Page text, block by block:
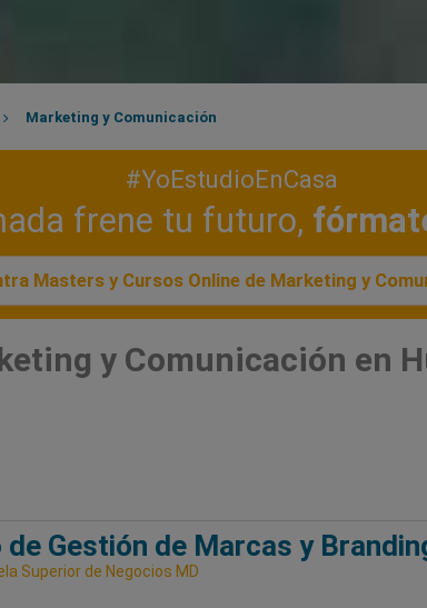
Marketing y Comunicación
#YoEstudioEnCasa
frene tu futuro,
Masters y Cursos Online de Marketing y
y Comunicación en
de Gestión de Marcas y
Superior de Negocios MD